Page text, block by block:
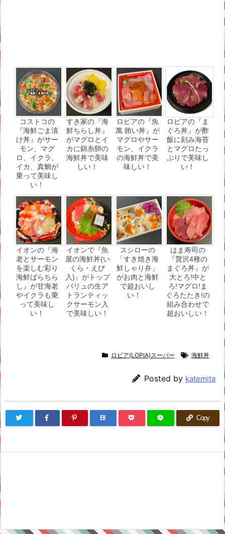
コストコの
『海鮮ごま漬
け丼』がサー
モン、マグ
ロ、イクラ、
イカ、真鯛が
乗って美味し
い！
すき家の『海
鮮ちらし丼』
がマグロとイ
カに錦糸卵の
海鮮丼で美味
しい！
ロピアの『魚
萬 賄い丼』が
マグロやサー
モン、イクラ
の海鮮丼で美
味しい！
ロピアの『ま
ぐろ丼』が酢
飯に刻み海苔
とマグロたっ
ぷりで美味し
い！
イオンの『海
老とサーモン
を楽しむ彩り
海鮮ばらちら
し』が甘海老
やイクラも乗
って美味し
い！
イオンで『魚
屋の海鮮丼(い
くら・えび
入)』がトップ
バリュの生ア
トランティッ
クサーモン入
で美味しい！
スシローの
「すき焼き海
鮮しゃり弁」
がお肉と海鮮
で超おいし
い！
はま寿司の
『贅沢4種の
まぐろ丼』が
大とろ!中と
ろ!マグロ!ま
ぐろたたき!の
組み合わせで
超おいしい！
ロピア(LOPIA)スーパー 海鮮丼
Posted by katemita
B! Copy